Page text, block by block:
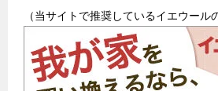
（当サイトで推奨しているイエウール